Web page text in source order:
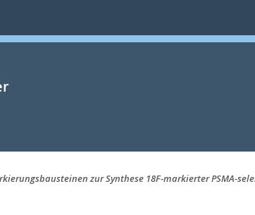
zur Synthese 18F-markierter PSMA-